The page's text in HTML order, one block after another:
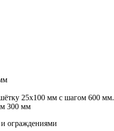
25х100 мм с шагом 600 мм.
300 мм
ограждениями